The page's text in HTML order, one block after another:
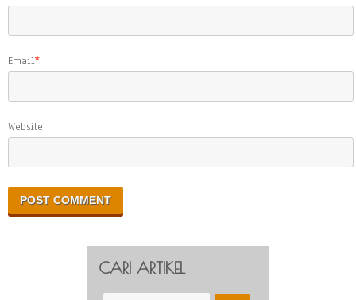
Email*
Website
CARI ARTIKEL